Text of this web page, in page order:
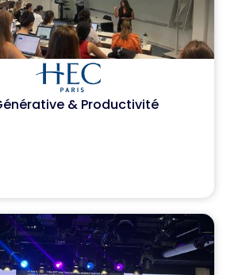
& Productivité